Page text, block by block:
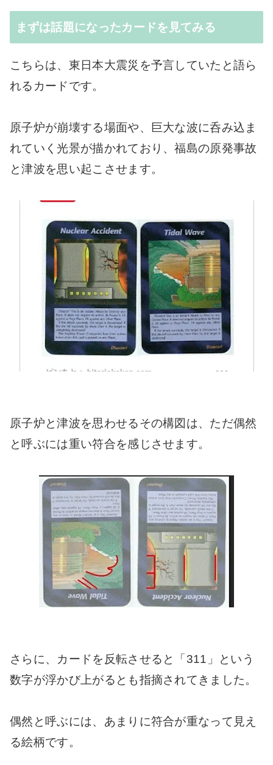
まずは話題になったカードを見てみる
こちらは、東日本大震災を予言していたと語ら
れるカードです。
原子炉が崩壊する場面や、巨大な波に呑み込ま
れていく光景が描かれており、福島の原発事故
と津波を思い起こさせます。
原子炉と津波を思わせるその構図は、ただ偶然
と呼ぶには重い符合を感じさせます。
さらに、カードを反転させると「311」という
数字が浮かび上がるとも指摘されてきました。
偶然と呼ぶには、あまりに符合が重なって見え
る絵柄です。